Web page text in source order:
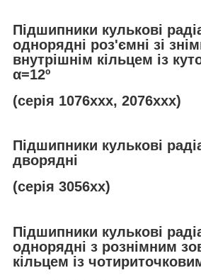
Підшипники кулькові
однорядні роз'ємні зі
внутрішнім кільцем із
α=12º
(серія 1076ххх, 2076ххх)
Підшипники кулькові
дворядні
(серія 3056хх)
Підшипники кулькові
однорядні з рознімним
кільцем із